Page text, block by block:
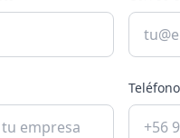
Teléfono